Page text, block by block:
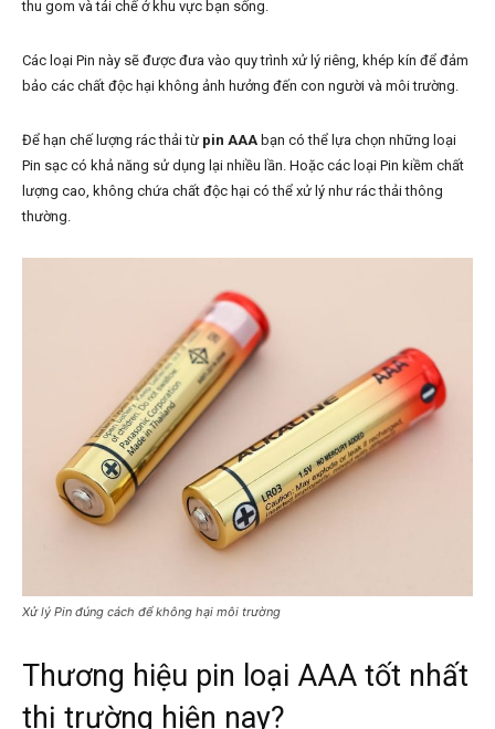
thu gom và tái chế ở khu vực bạn sống.
Các loại Pin này sẽ được đưa vào quy trình xử lý riêng, khép kín để đảm
bảo các chất độc hại không ảnh hưởng đến con người và môi trường.
Để hạn chế lượng rác thải từ pin AAA bạn có thể lựa chọn những loại
Pin sạc có khả năng sử dụng lại nhiều lần. Hoặc các loại Pin kiềm chất
lượng cao, không chứa chất độc hại có thể xử lý như rác thải thông
thường.
Xử lý Pin đúng cách để không hại môi trường
Thương hiệu pin loại AAA tốt nhất
thị trường hiện nay?